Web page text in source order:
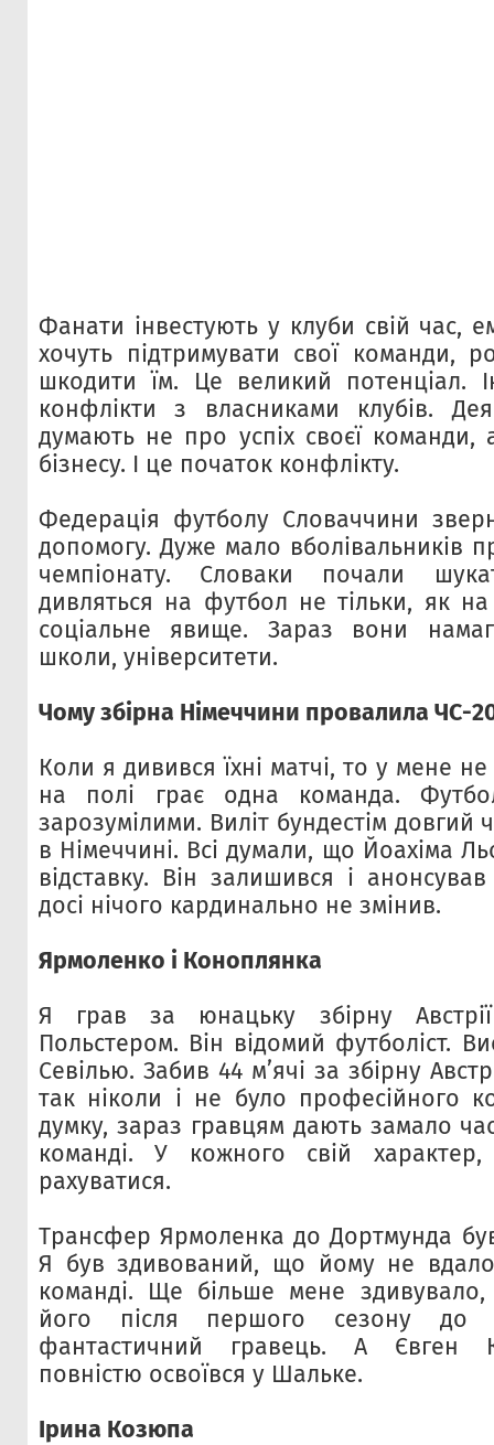
Фанати інвестують у клуби свій час,
хочуть підтримувати свої команди,
шкодити їм. Це великий потенціал.
конфлікти з власниками клубів.
думають не про успіх своєї команди,
бізнесу. І це початок конфлікту.
Федерація футболу Словаччини
допомогу. Дуже мало вболівальників
чемпіонату. Словаки почали
дивляться на футбол не тільки, як
соціальне явище. Зараз вони
школи, університети.
Чому збірна Німеччини провалила ЧС-
Коли я дивився їхні матчі, то у мене
на полі грає одна команда.
зарозумілими. Виліт бундестім довгий
в Німеччині. Всі думали, що Йоахіма
відставку. Він залишився і
досі нічого кардинально не змінив.
Ярмоленко і Коноплянка
Я грав за юнацьку збірну
Польстером. Він відомий футболіст.
Севілью. Забив 44 м’ячі за збірну
так ніколи і не було професійного
думку, зараз гравцям дають замало
команді. У кожного свій
рахуватися.
Трансфер Ярмоленка до Дортмунда
Я був здивований, що йому не
команді. Ще більше мене
його після першого сезону до
фантастичний гравець. А Євген
повністю освоївся у Шальке.
Ірина Козюпа